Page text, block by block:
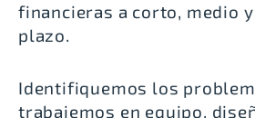
financieras a corto, medio
plazo.
Identifiquemos los
trabajemos en equipo,